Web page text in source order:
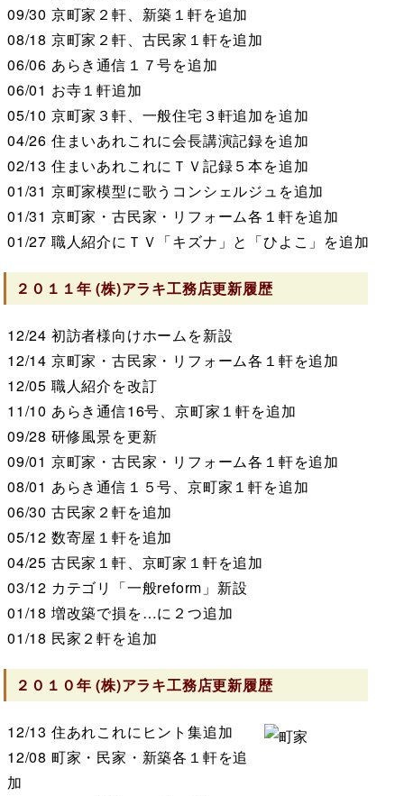
09/30 京町家２軒、新築１軒を追加
08/18 京町家２軒、古民家１軒を追加
06/06 あらき通信１７号を追加
06/01 お寺１軒追加
05/10 京町家３軒、一般住宅３軒追加を追加
04/26 住まいあれこれに会長講演記録を追加
02/13 住まいあれこれにＴＶ記録５本を追加
01/31 京町家模型に歌うコンシェルジュを追加
01/31 京町家・古民家・リフォーム各１軒を追加
01/27 職人紹介にＴＶ「キズナ」と「ひよこ」を追加
２０１１年(株)アラキ工務店更新履歴
12/24 初訪者様向けホームを新設
12/14 京町家・古民家・リフォーム各１軒を追加
12/05 職人紹介を改訂
11/10 あらき通信16号、京町家１軒を追加
09/28 研修風景を更新
09/01 京町家・古民家・リフォーム各１軒を追加
08/01 あらき通信１５号、京町家１軒を追加
06/30 古民家２軒を追加
05/12 数寄屋１軒を追加
04/25 古民家１軒、京町家１軒を追加
03/12 カテゴリ「一般reform」新設
01/18 増改築で損を…に２つ追加
01/18 民家２軒を追加
２０１０年(株)アラキ工務店更新履歴
12/13 住あれこれにヒント集追加
12/08 町家・民家・新築各１軒を追
加